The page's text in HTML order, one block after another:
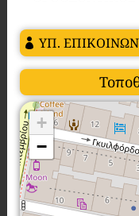
ΥΠ.
+
−